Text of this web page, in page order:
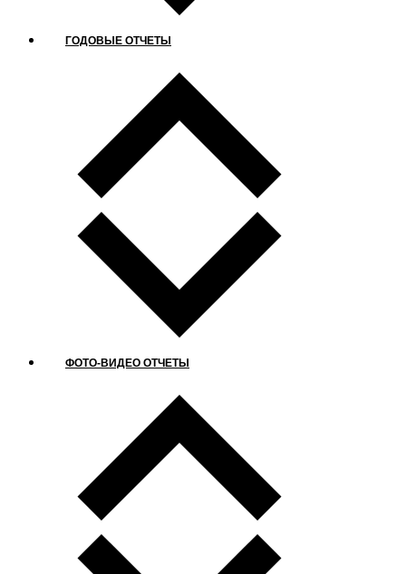
ГОДОВЫЕ ОТЧЕТЫ
ФОТО-ВИДЕО ОТЧЕТЫ